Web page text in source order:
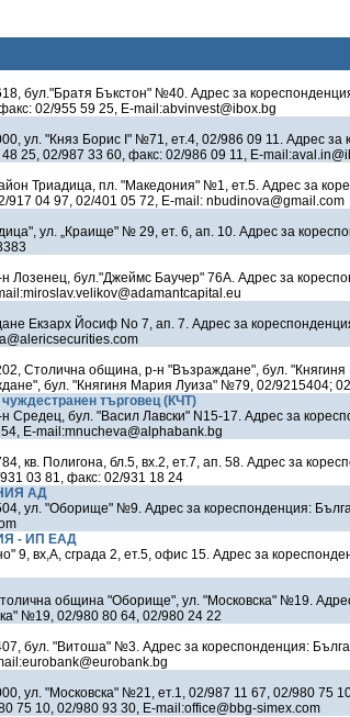
бул."Братя Бъкстон" №40. Адрес за
02/955 59 25, E-mail:abvinvest@ibox.bg
ул. "Княз Борис І" №71, ет.4, 02/986 09 11. Адрес
25, 02/987 33 60, факс: 02/986 09 11, E-
Триадица, пл. "Македония" №1, ет.5. Адрес за
04 97, 02/401 05 72, E-mail: nbudinova@gmail.com
ул. „Краище" № 29, ет. 6, ап. 10. Адрес за
Лозенец, бул."Джеймс Баучер" 76А. Адрес за
Екзарх Йосиф No 7, ап. 7. Адрес за
Столична община, р-н "Възраждане", бул.
бул. "Княгиня Мария Луиза" №79, 02/9215404;
търговец (КЧТ)
Средец, бул. "Васил Лавски" N15-17. Адрес за
E-mail:mnucheva@alphabank.bg
кв. Полигона, бл.5, вх.2, ет.7, ап. 58. Адрес за
03 81, факс: 02/931 18 24
АД
ул. "Оборище" №9. Адрес за кореспонденция:
- ИП ЕАД
9, вх,А, сграда 2, ет.5, офис 15. Адрес за
община "Оборище", ул. "Московска" №19.
№19, 02/980 80 64, 02/980 24 22
бул. "Витоша" №3. Адрес за кореспонденция:
ул. "Московска" №21, ет.1, 02/987 11 67, 02/980 75
75 10, 02/980 93 30, E-mail:office@bbg-simex.com